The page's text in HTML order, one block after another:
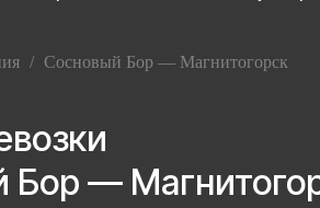
/ Сосновый Бор — Магнитогорск
Бор —